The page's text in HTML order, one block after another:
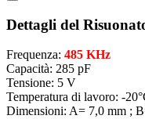
Dettagli del
Frequenza: 485 KHz
Capacità: 285 pF
Tensione: 5 V
Temperatura di lavoro: -
Dimensioni: A= 7,0 mm ;